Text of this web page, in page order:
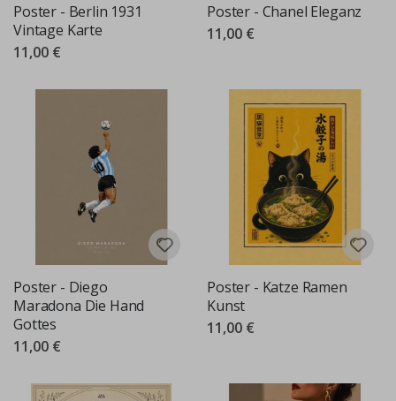
Poster - Berlin 1931
Vintage Karte
11,00 €
Poster - Chanel Eleganz
11,00 €
Poster - Diego
Maradona Die Hand
Gottes
11,00 €
Poster - Katze Ramen
Kunst
11,00 €